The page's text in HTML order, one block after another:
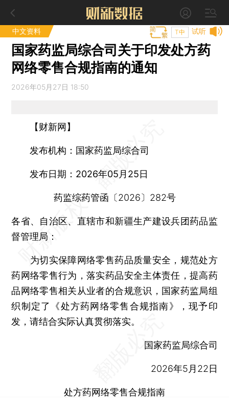
中文资料 试听
T中
国家药监局综合司关于印发处方药
网络零售合规指南的通知
2026年05月27日 18:50
【财新网】
发布机构：国家药监局综合司
发布日期：2026年05月25日
药监综药管函〔2026〕282号
各省、自治区、直辖市和新疆生产建设兵团药品监
督管理局：
为切实保障网络零售药品质量安全，规范处方
药网络零售行为，落实药品安全主体责任，提高药
品网络零售相关从业者的合规意识，国家药监局组
织制定了《处方药网络零售合规指南》，现予印
发，请结合实际认真贯彻落实。
国家药监局综合司
2026年5月22日
处方药网络零售合规指南